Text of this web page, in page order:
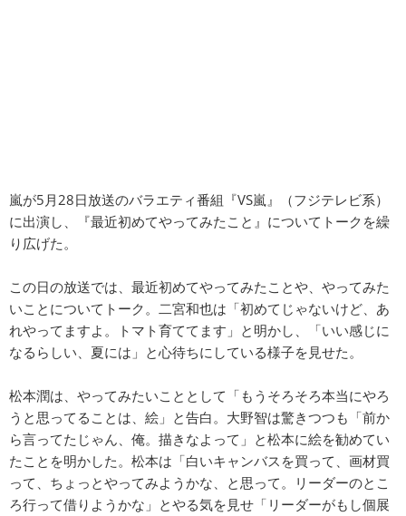
嵐が5月28日放送のバラエティ番組『VS嵐』（フジテレビ系）
に出演し、『最近初めてやってみたこと』についてトークを繰
り広げた。
この日の放送では、最近初めてやってみたことや、やってみた
いことについてトーク。二宮和也は「初めてじゃないけど、あ
れやってますよ。トマト育ててます」と明かし、「いい感じに
なるらしい、夏には」と心待ちにしている様子を見せた。
松本潤は、やってみたいこととして「もうそろそろ本当にやろ
うと思ってることは、絵」と告白。大野智は驚きつつも「前か
ら言ってたじゃん、俺。描きなよって」と松本に絵を勧めてい
たことを明かした。松本は「白いキャンバスを買って、画材買
って、ちょっとやってみようかな、と思って。リーダーのとこ
ろ行って借りようかな」とやる気を見せ「リーダーがもし個展